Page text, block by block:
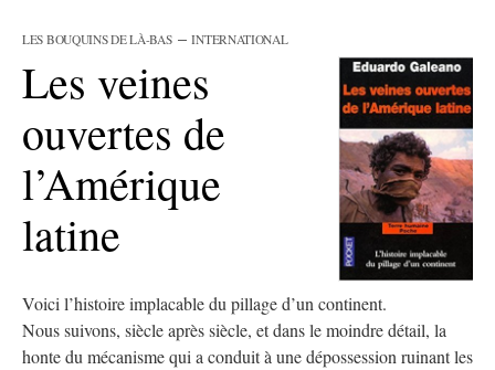
LES BOUQUINS DE LÀ-BAS –INTERNATIONAL
Les veines
ouvertes de
l’Amérique
latine
Voici l’histoire implacable du pillage d’un continent.
Nous suivons, siècle après siècle, et dans le moindre détail, la
honte du mécanisme qui a conduit à une dépossession ruinant les